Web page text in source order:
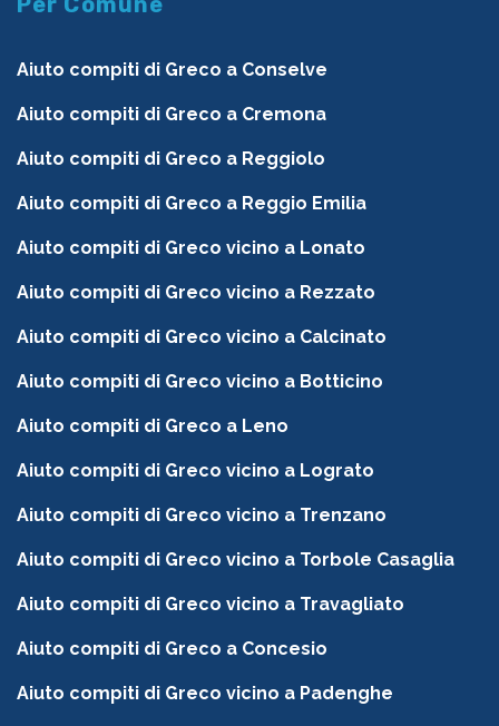
Aiuto compiti di Greco a Conselve
Aiuto compiti di Greco a Cremona
Aiuto compiti di Greco a Reggiolo
Aiuto compiti di Greco a Reggio Emilia
Aiuto compiti di Greco vicino a Lonato
Aiuto compiti di Greco vicino a Rezzato
Aiuto compiti di Greco vicino a Calcinato
Aiuto compiti di Greco vicino a Botticino
Aiuto compiti di Greco a Leno
Aiuto compiti di Greco vicino a Lograto
Aiuto compiti di Greco vicino a Trenzano
Aiuto compiti di Greco vicino a Torbole Casaglia
Aiuto compiti di Greco vicino a Travagliato
Aiuto compiti di Greco a Concesio
Aiuto compiti di Greco vicino a Padenghe